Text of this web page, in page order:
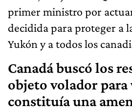
primer ministro por
decidida para proteger a
Yukón y a todos los
Canadá buscó los
objeto volador para
constituía una